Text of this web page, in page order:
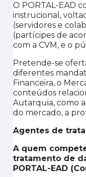
O PORTAL-EAD
instrucional,
(servidores e
(partícipes de
com a CVM, e o
Pretende-se
diferentes
Financeira, o
conteúdos
Autarquia, como
do mercado, a
Agentes de
A quem
tratamento de
PORTAL-EAD